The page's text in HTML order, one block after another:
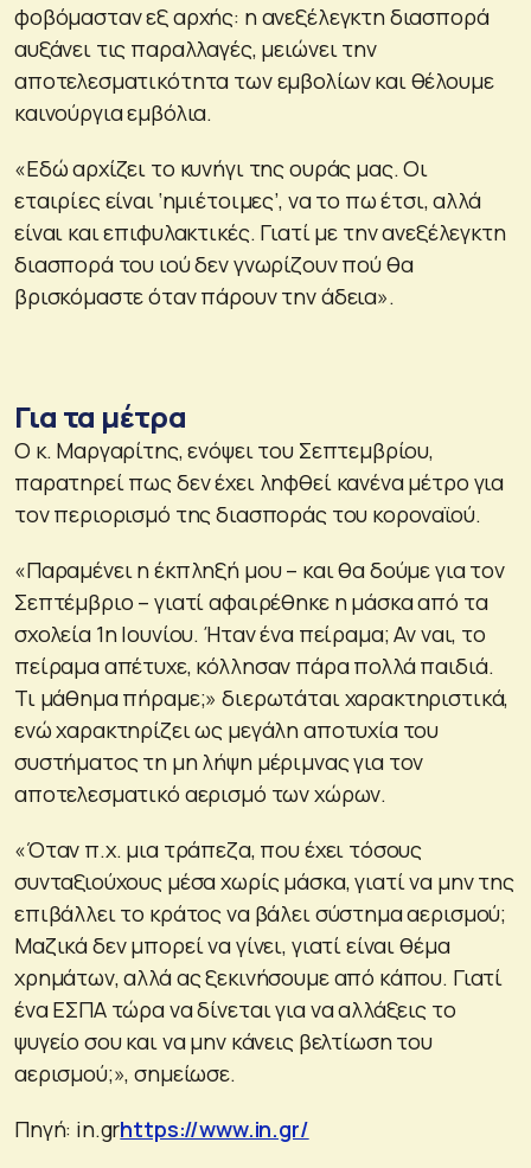
φοβόμασταν εξ αρχής: η ανεξέλεγκτη διασπορά
αυξάνει τις παραλλαγές, μειώνει την
αποτελεσματικότητα των εμβολίων και θέλουμε
καινούργια εμβόλια.
«Εδώ αρχίζει το κυνήγι της ουράς μας. Οι
εταιρίες είναι ‘ημιέτοιμες’, να το πω έτσι, αλλά
είναι και επιφυλακτικές. Γιατί με την ανεξέλεγκτη
διασπορά του ιού δεν γνωρίζουν πού θα
βρισκόμαστε όταν πάρουν την άδεια».
Για τα μέτρα
Ο κ. Μαργαρίτης, ενόψει του Σεπτεμβρίου,
παρατηρεί πως δεν έχει ληφθεί κανένα μέτρο για
τον περιορισμό της διασποράς του κοροναϊού.
«Παραμένει η έκπληξή μου – και θα δούμε για τον
Σεπτέμβριο – γιατί αφαιρέθηκε η μάσκα από τα
σχολεία 1η Ιουνίου. Ήταν ένα πείραμα; Αν ναι, το
πείραμα απέτυχε, κόλλησαν πάρα πολλά παιδιά.
Τι μάθημα πήραμε;» διερωτάται χαρακτηριστικά,
ενώ χαρακτηρίζει ως μεγάλη αποτυχία του
συστήματος τη μη λήψη μέριμνας για τον
αποτελεσματικό αερισμό των χώρων.
«Όταν π.χ. μια τράπεζα, που έχει τόσους
συνταξιούχους μέσα χωρίς μάσκα, γιατί να μην της
επιβάλλει το κράτος να βάλει σύστημα αερισμού;
Μαζικά δεν μπορεί να γίνει, γιατί είναι θέμα
χρημάτων, αλλά ας ξεκινήσουμε από κάπου. Γιατί
ένα ΕΣΠΑ τώρα να δίνεται για να αλλάξεις το
ψυγείο σου και να μην κάνεις βελτίωση του
αερισμού;», σημείωσε.
Πηγή: in.grhttps://www.in.gr/